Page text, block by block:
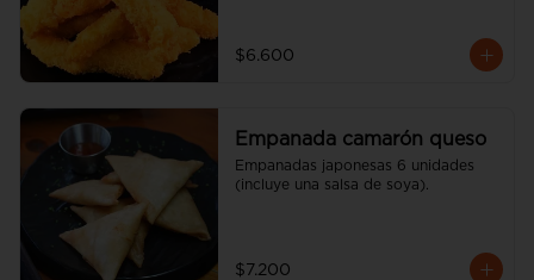
$6.600
Empanada camarón queso
Empanadas japonesas 6 unidades
(incluye una salsa de soya).
$7.200